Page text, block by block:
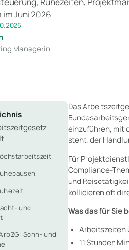
im Juni 2026.
Managerin
und
Sonn- und
Das
einzuführen, mit
steht, der
Für
Compliance-
und
kollidieren oft
Was das für Sie
Arbeitszeiten
11 Stunden